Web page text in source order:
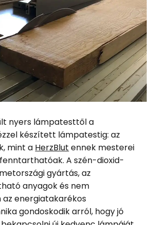
nyers lámpatesttől a
készített lámpatestig: az
mint a HerzBlut ennek mesterei
A szén-dioxid-
gyártás, az
anyagok és nem
energiatakarékos
gondoskodik arról, hogy jó